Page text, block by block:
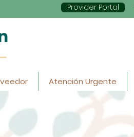
Provider Portal
Atención Urgente